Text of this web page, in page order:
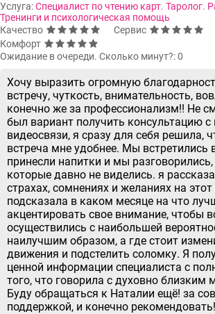
Услуга:Специалист по чтению карт. Таролог.
Тренинги и психологическая помощь
Качество
Сервис
Комфорт
Ожидание в очереди. Сколько минут?: 0
Хочу выразить огромную
встречу, чуткость, внимательность,
конечно же за профессионализм!! Не
был вариант получить консультацию
видеосвязи, я сразу для себя решила,
встреча мне удобнее. Мы встретились
принесли напитки и мы разговорились,
которые давно не виделись. я
страхах, сомнениях и желаниях на
подсказала в каком месяце на что
акцентировать свое внимание, чтобы
осуществились с наибольшей
наилучшим образом, а где стоит
движения и подстелить соломку. Я
ценной информации специалиста с
того, что говорила с духовно близким
Буду обращаться к Наталии ещё! за
поддержкой, и конечно